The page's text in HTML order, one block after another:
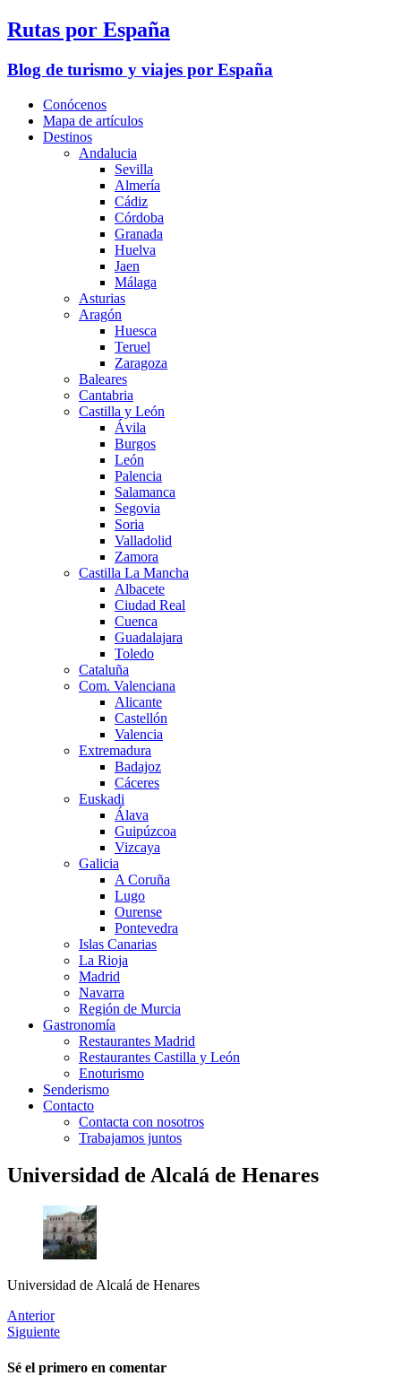
Rutas por España
Blog de turismo y viajes por España
Conócenos
Mapa de artículos
Destinos
Andalucia
Sevilla
Almería
Cádiz
Córdoba
Granada
Huelva
Jaen
Málaga
Asturias
Aragón
Huesca
Teruel
Zaragoza
Baleares
Cantabria
Castilla y León
Ávila
Burgos
León
Palencia
Salamanca
Segovia
Soria
Valladolid
Zamora
Castilla La Mancha
Albacete
Ciudad Real
Cuenca
Guadalajara
Toledo
Cataluña
Com. Valenciana
Alicante
Castellón
Valencia
Extremadura
Badajoz
Cáceres
Euskadi
Álava
Guipúzcoa
Vizcaya
Galicia
A Coruña
Lugo
Ourense
Pontevedra
Islas Canarias
La Rioja
Madrid
Navarra
Región de Murcia
Gastronomía
Restaurantes Madrid
Restaurantes Castilla y León
Enoturismo
Senderismo
Contacto
Contacta con nosotros
Trabajamos juntos
Universidad de Alcalá de Henares
Universidad de Alcalá de Henares
Anterior
Siguiente
Sé el primero en comentar